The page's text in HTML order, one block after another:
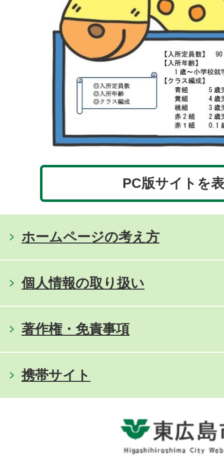
PC版サイトを
ホームページの考え方
個人情報の取り扱い
著作権・免責事項
携帯サイト